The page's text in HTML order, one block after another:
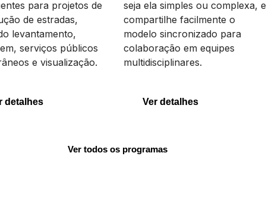
Designer
para projetos de
de estradas,
levantamento,
serviços públicos
e visualização.
detalhes
STAAD
seja ela simples ou complexa, e
compartilhe facilmente o
modelo sincronizado para
colaboração em equipes
multidisciplinares.
Ver detalhes
Ver todos os programas